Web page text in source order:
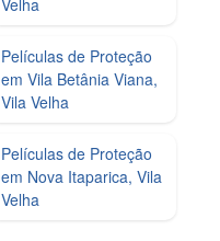
Películas de Proteção
em Vila Betânia Viana,
Vila Velha
Películas de Proteção
em Nova Itaparica, Vila
Velha